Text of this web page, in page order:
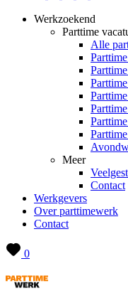
Werkzoekend
Parttime
Alle
Meer
Contact
Werkgevers
Over parttimewerk
Contact
0